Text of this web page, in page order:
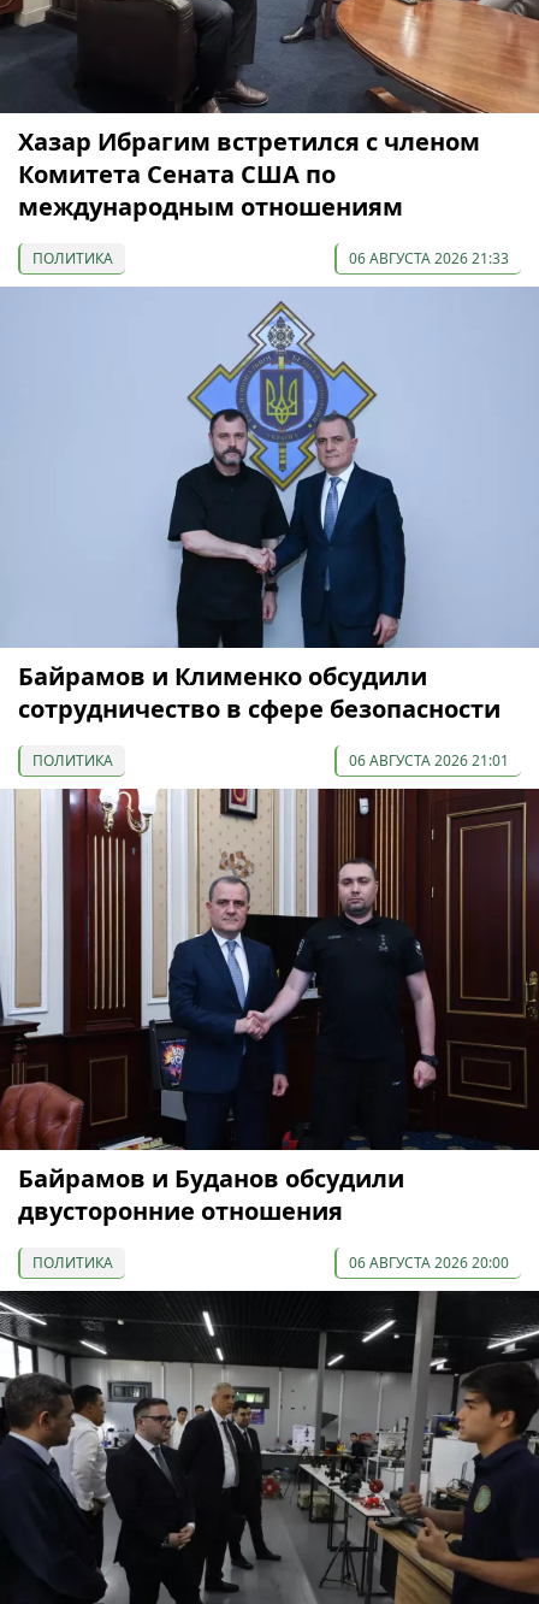
Хазар Ибрагим встретился с членом
Комитета Сената США по
международным отношениям
ПОЛИТИКА 06 АВГУСТА 2026 21:33
Байрамов и Клименко обсудили
сотрудничество в сфере безопасности
ПОЛИТИКА 06 АВГУСТА 2026 21:01
Байрамов и Буданов обсудили
двусторонние отношения
ПОЛИТИКА 06 АВГУСТА 2026 20:00